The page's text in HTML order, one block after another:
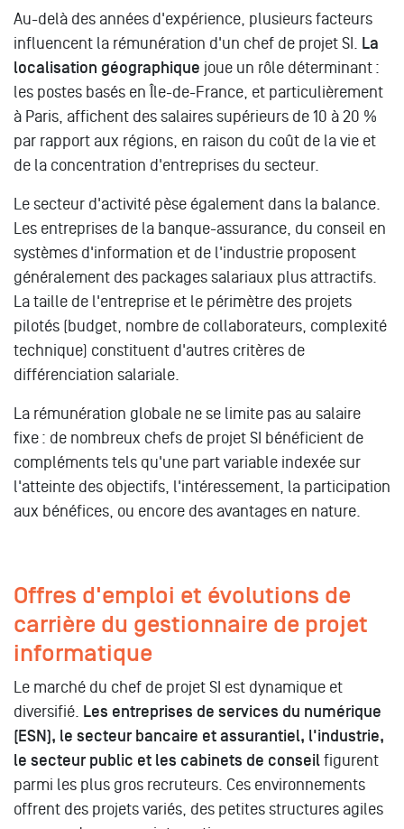
Au-delà des années d'expérience, plusieurs facteurs
influencent la rémunération d'un chef de projet SI. La
localisation géographique joue un rôle déterminant :
les postes basés en Île-de-France, et particulièrement
à Paris, affichent des salaires supérieurs de 10 à 20 %
par rapport aux régions, en raison du coût de la vie et
de la concentration d'entreprises du secteur.
Le secteur d'activité pèse également dans la balance.
Les entreprises de la banque-assurance, du conseil en
systèmes d'information et de l'industrie proposent
généralement des packages salariaux plus attractifs.
La taille de l'entreprise et le périmètre des projets
pilotés (budget, nombre de collaborateurs, complexité
technique) constituent d'autres critères de
différenciation salariale.
La rémunération globale ne se limite pas au salaire
fixe : de nombreux chefs de projet SI bénéficient de
compléments tels qu'une part variable indexée sur
l'atteinte des objectifs, l'intéressement, la participation
aux bénéfices, ou encore des avantages en nature.
Offres d'emploi et évolutions de
carrière du gestionnaire de projet
informatique
Le marché du chef de projet SI est dynamique et
diversifié. Les entreprises de services du numérique
(ESN), le secteur bancaire et assurantiel, l'industrie,
le secteur public et les cabinets de conseil figurent
parmi les plus gros recruteurs. Ces environnements
offrent des projets variés, des petites structures agiles